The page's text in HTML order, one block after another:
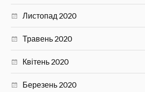
Листопад 2020
Травень 2020
Квітень 2020
Березень 2020